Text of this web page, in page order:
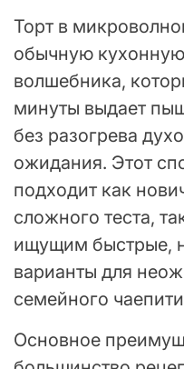
Торт в
обычную
волшебника,
минуты выдает
без разогрева
ожидания. Этот
подходит как
сложного теста,
ищущим быстрые,
варианты для
семейного
Основное